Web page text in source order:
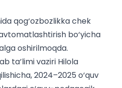
qog‘ozbozlikka chek
bo‘yicha
oshirilmoqda.
ta’limi vaziri Hilola
2024–2025 o‘quv